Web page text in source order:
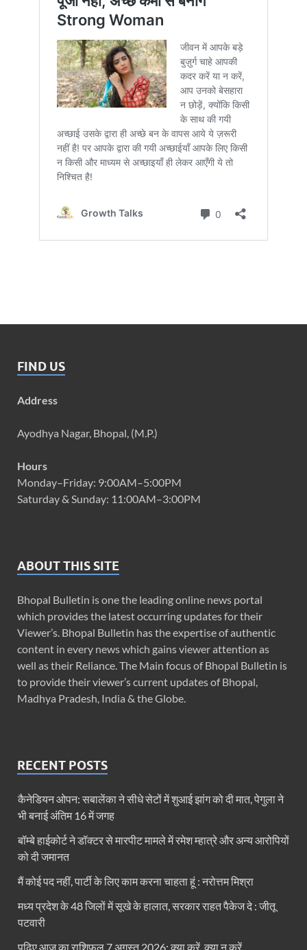
FIND US
Address
Ayodhya Nagar, Bhopal, (M.P.)
Hours
Monday–Friday: 9:00AM–5:00PM
Saturday & Sunday: 11:00AM–3:00PM
ABOUT THIS SITE
Bhopal Bulletin is one the leading online news portal
which provides the latest occurring updates for their
Viewer’s. Bhopal Bulletin has the expertise of authentic
content in every news which gains viewer attention as
well as their Reliance. The Main focus of Bhopal Bulletin is
to provide their viewer’s current updates of Bhopal,
Madhya Pradesh, India & the Globe.
RECENT POSTS
कैनेडियन ओपन: सबालेंका ने सीधे सेटों में शुआई झांग को दी मात, पेगुला ने
भी बनाई अंतिम 16 में जगह
बॉम्बे हाईकोर्ट ने डॉक्टर से मारपीट मामले में रमेश म्हात्रे और अन्य आरोपियों
को दी जमानत
मैं कोई पद नहीं, पार्टी के लिए काम करना चाहता हूं : नरोत्तम मिश्रा
मध्य प्रदेश के 48 जिलों में सूखे के हालात, सरकार राहत पैकेज दे : जीतू
पटवारी
पढ़िए आज का राशिफल 7 अगस्त 2026: क्या करें, क्या न करें…